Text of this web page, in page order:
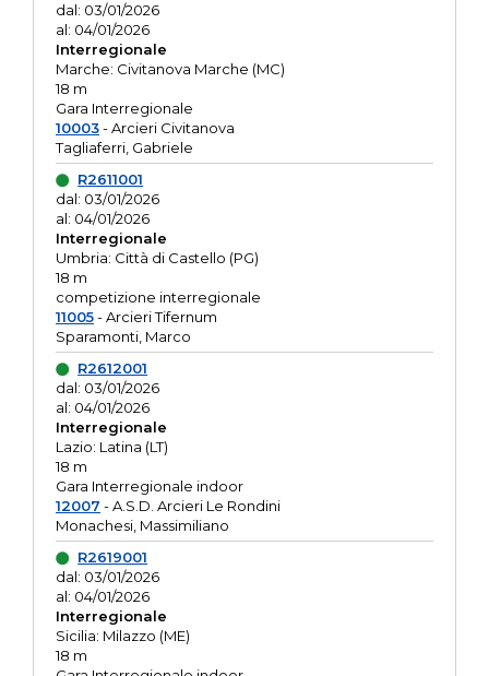
dal: 03/01/2026
al: 04/01/2026
Interregionale
Marche: Civitanova Marche (MC)
18 m
Gara Interregionale
10003- Arcieri Civitanova
Tagliaferri, Gabriele
R2611001
dal: 03/01/2026
al: 04/01/2026
Interregionale
Umbria: Città di Castello (PG)
18 m
competizione interregionale
11005- Arcieri Tifernum
Sparamonti, Marco
R2612001
dal: 03/01/2026
al: 04/01/2026
Interregionale
Lazio: Latina (LT)
18 m
Gara Interregionale indoor
12007 - A.S.D. Arcieri Le Rondini
Monachesi, Massimiliano
R2619001
dal: 03/01/2026
al: 04/01/2026
Interregionale
Sicilia: Milazzo (ME)
18 m